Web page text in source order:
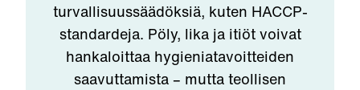
turvallisuussäädöksiä, kuten HACCP-
standardeja. Pöly, lika ja itiöt voivat
hankaloittaa hygieniatavoitteiden
saavuttamista – mutta teollisen